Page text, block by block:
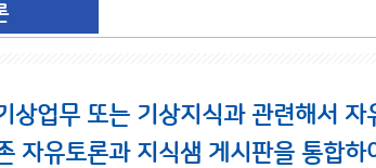
상업무 또는 기상지식과 관련해서 자
자유토론과 지식샘 게시판을 통합하